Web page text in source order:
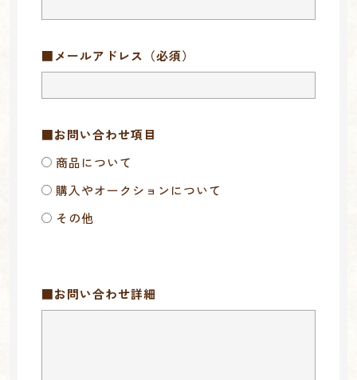
■メールアドレス （必須）
■お問い合わせ項目
商品について
購入やオークションについて
その他
■お問い合わせ詳細